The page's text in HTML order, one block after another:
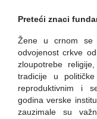
Preteći znaci
Žene u crnom se
odvojenost crkve
zloupotrebe
tradicije u
reproduktivnim i
godina verske
zauzimale su